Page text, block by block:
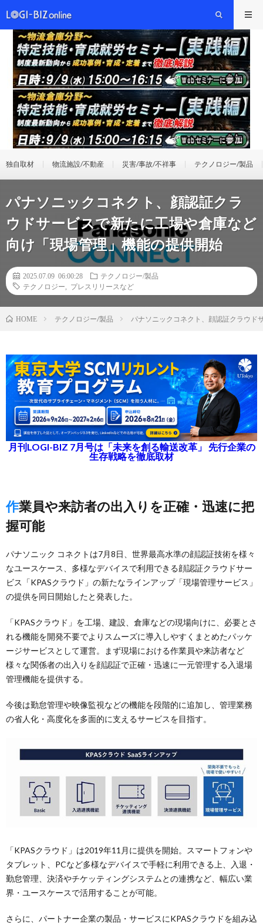
独自取材 物流施設/不動産 災害/事故/不祥事 テクノロジー/製品
パナソニックコネクト、顔認証クラ
ウドサービスで新たに工場や倉庫など
向け「現場管理」機能の提供開始
2025.07.09 06:00:28
テクノロジー/製品
テクノロジー
プレスリリースなど
HOME テクノロジー/製品 パナソニックコネクト、顔認証クラウド
月刊LOGI-BIZ 7月号は「未来を創る輸送改革」 先行企業の
生存戦略を徹底取材
作業員や来訪者の出入りを正確・迅速に把
握可能
パナソニック コネクトは7月8日、世界最高水準の顔認証技術を様々
なユースケース、多様なデバイスで利用できる顔認証クラウドサー
ビス「KPASクラウド」の新たなラインアップ「現場管理サービス」
の提供を同日開始したと発表した。
「KPASクラウド」を工場、建設、倉庫などの現場向けに、必要とさ
れる機能を開発不要でよりスムーズに導入しやすくまとめたパッケ
ージサービスとして運営。まず現場における作業員や来訪者など
様々な関係者の出入りを顔認証で正確・迅速に一元管理する入退場
管理機能を提供する。
今後は勤怠管理や映像監視などの機能を段階的に追加し、管理業務
の省人化・高度化を多面的に支えるサービスを目指す。
「KPASクラウド」は2019年11月に提供を開始。スマートフォンや
タブレット、PCなど多様なデバイスで手軽に利用できる上、入退・
勤怠管理、決済やチケッティングシステムとの連携など、幅広い業
界・ユースケースで活用することが可能。
さらに、パートナー企業の製品・サービスにKPASクラウドを組み込